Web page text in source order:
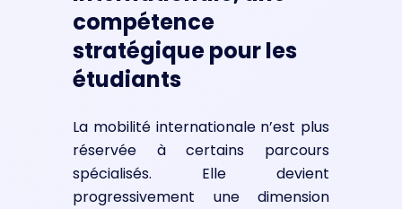
compétence
stratégique pour les
étudiants
La mobilité internationale n’est plus
réservée à certains parcours
spécialisés. Elle devient
progressivement une dimension